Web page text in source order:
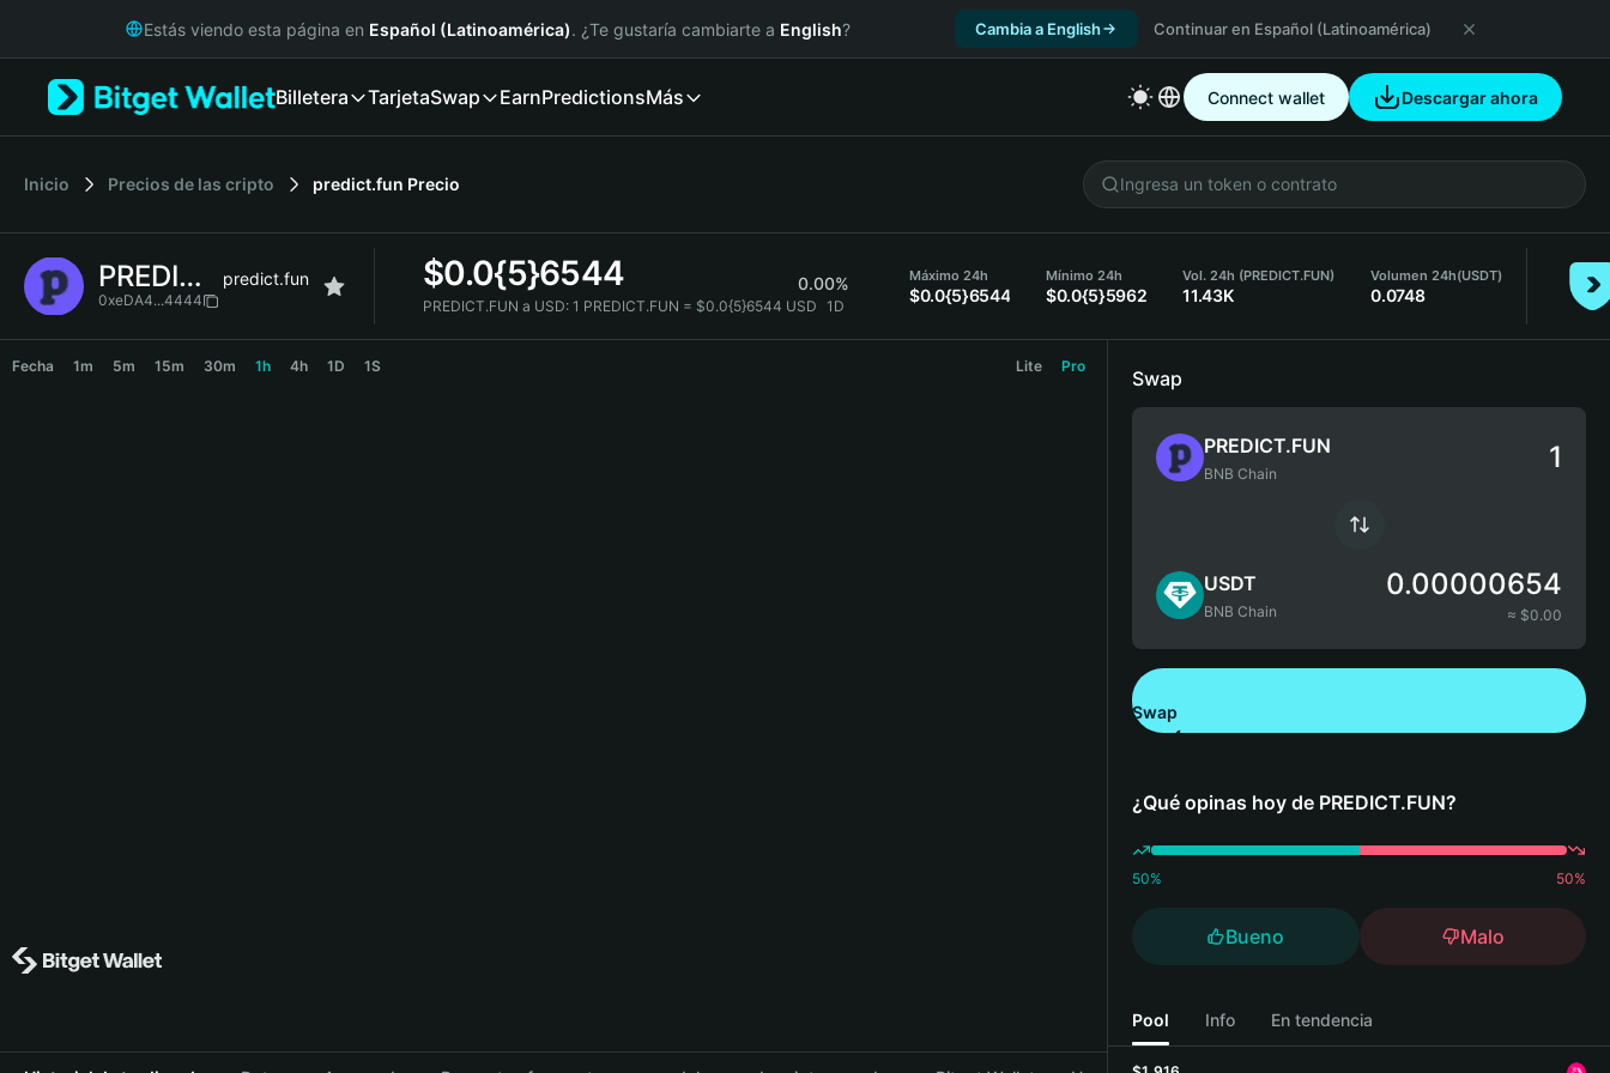
Русский
Italiano
简体中文
繁體中文
Bahasa Indonesia
Estás viendo esta página en Español (Latinoamérica). ¿Te gustaría cambiarte a English? Cambia a English Continuar en Español (Latinoamérica)
Billetera TarjetaSwap EarnPredictionsMás Connect wallet Descargar ahora
Inicio Precios de las cripto predict.fun Precio
PREDICT.FUN predict.fun
0xeDA4...4444
$0.0{5}6544 0.00%
PREDICT.FUN a USD: 1 PREDICT.FUN = $0.0{5}6544 USD 1D
Máximo 24h
$0.0{5}6544
Mínimo 24h
$0.0{5}5962
Vol. 24h (PREDICT.FUN)
11.43K
Volumen 24h(USDT)
0.0748
Fecha 1m 5m 15m 30m 1h 4h 1D 1S Lite Pro
Swap
PREDICT.FUN
BNB Chain
USDT
BNB Chain
0.00000654
≈ $0.00
Swap
¿Qué opinas hoy de PREDICT.FUN?
50% 50%
Bueno Malo
Pool Info En tendencia